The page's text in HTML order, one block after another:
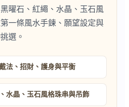
曜石、紅繩、水晶、玉石風
一條風水手鍊、願望設定與
選。
法、招財、護身與平衡
水晶、玉石風格珠串與吊飾